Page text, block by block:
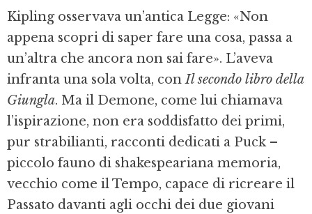
Kipling osservava un’antica Legge: «Non
appena sco­pri di saper fare una cosa, passa a
un’altra che ancora non sai fare». L’aveva
infranta una sola volta, conIl secondo libro della
Giungla. Ma il Demone, come lui chiamava
l’ispirazione, non era soddisfatto dei primi,
pur strabilianti, racconti dedicati a Puck –
piccolo fauno di shakespeariana memoria,
vecchio come il Tempo, capace di ricreare il
Passato davanti agli oc­chi dei due giovani